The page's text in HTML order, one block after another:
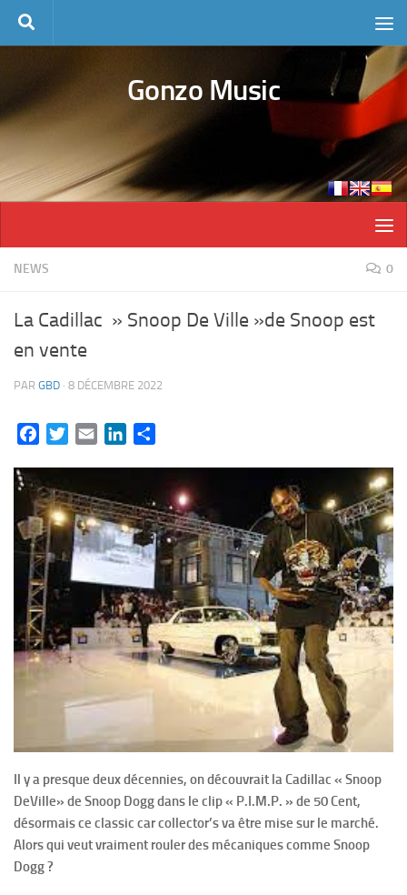
Skip to content
Gonzo Music
NEWS 0
La Cadillac » Snoop De Ville »de Snoop est
en vente
PAR GBD · 8 DÉCEMBRE 2022
FacebookTwitterEmail LinkedIn
Il y a presque deux décennies, on découvrait la Cadillac « Snoop
DeVille» de Snoop Dogg dans le clip « P.I.M.P. » de 50 Cent,
désormais ce classic car collector’s va être mise sur le marché.
Alors qui veut vraiment rouler des mécaniques comme Snoop
Dogg ?